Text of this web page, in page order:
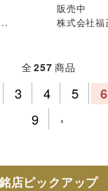
販売中
株式会社
全257 商品
3 4 5 6
9
›
店ピックアップ